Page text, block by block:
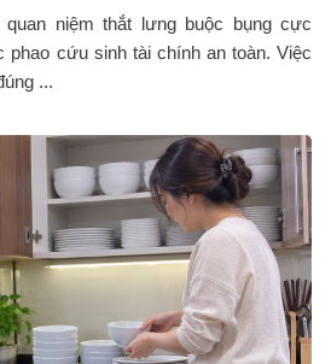
niệm thắt lưng buộc bụng cực
phao cứu sinh tài chính an toàn. Việc
...